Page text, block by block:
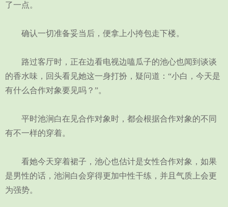
了一点。
确认一切准备妥当后，便拿上小挎包走下楼。
路过客厅时，正在边看电视边嗑瓜子的池心也闻到谈谈
的香水味，回头看见她这一身打扮，疑问道：“小白，今天是
有什么合作对象要见吗？”。
平时池涧白在见合作对象时，都会根据合作对象的不同
有不一样的穿着。
看她今天穿着裙子，池心也估计是女性合作对象，如果
是男性的话，池涧白会穿得更加中性干练，并且气质上会更
为强势。